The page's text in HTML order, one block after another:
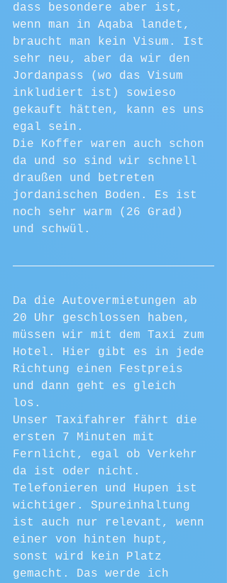
dass besondere aber ist,
wenn man in Aqaba landet,
braucht man kein Visum. Ist
sehr neu, aber da wir den
Jordanpass (wo das Visum
inkludiert ist) sowieso
gekauft hätten, kann es uns
egal sein.
Die Koffer waren auch schon
da und so sind wir schnell
draußen und betreten
jordanischen Boden. Es ist
noch sehr warm (26 Grad)
und schwül.
Da die Autovermietungen ab
20 Uhr geschlossen haben,
müssen wir mit dem Taxi zum
Hotel. Hier gibt es in jede
Richtung einen Festpreis
und dann geht es gleich
los.
Unser Taxifahrer fährt die
ersten 7 Minuten mit
Fernlicht, egal ob Verkehr
da ist oder nicht.
Telefonieren und Hupen ist
wichtiger. Spureinhaltung
ist auch nur relevant, wenn
einer von hinten hupt,
sonst wird kein Platz
gemacht. Das werde ich